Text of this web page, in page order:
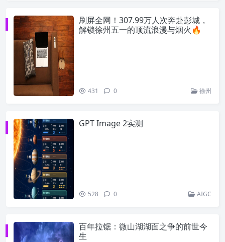
刷屏全网！307.99万人次奔赴彭城，
解锁徐州五一的顶流浪漫与烟火🔥
431 0 徐州
GPT Image 2实测
528 0 AIGC
百年拉锯：微山湖湖面之争的前世今
生